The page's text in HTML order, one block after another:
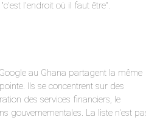
l'endroit où il faut être".
au Ghana partagent la même
Ils se concentrent sur des
des services financiers, le
gouvernementales. La liste n'est